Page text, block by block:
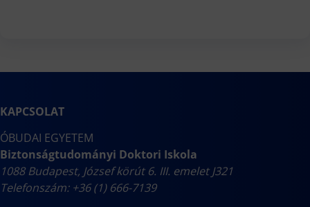
KAPCSOLAT
ÓBUDAI EGYETEM
Biztonságtudományi Doktori Iskola
1088 Budapest, József körút 6. III. emelet J321
Telefonszám: +36 (1) 666-7139